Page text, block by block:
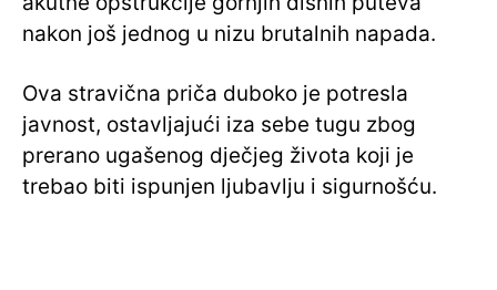
nakon još jednog u nizu brutalnih napada.
Ova stravična priča duboko je potresla
javnost, ostavljajući iza sebe tugu zbog
prerano ugašenog dječjeg života koji je
trebao biti ispunjen ljubavlju i sigurnošću.